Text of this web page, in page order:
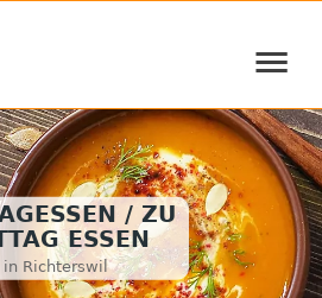
≡
/ ZU
ESSEN
in Richterswil